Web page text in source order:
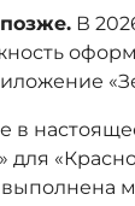
В
в
для
выполнена